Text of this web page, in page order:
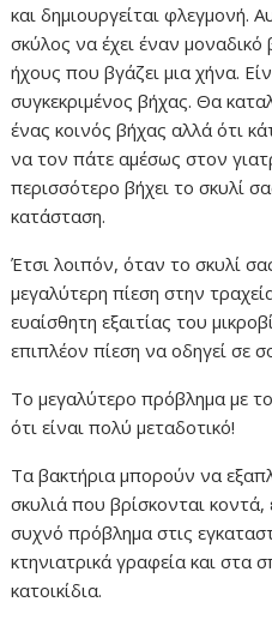
και δημιουργείται φλεγμονή.
σκύλος να έχει έναν μοναδικό
ήχους που βγάζει μια χήνα.
συγκεκριμένος βήχας. Θα
ένας κοινός βήχας αλλά ότι
να τον πάτε αμέσως στον
περισσότερο βήχει το σκυλί
κατάσταση.
Έτσι λοιπόν, όταν το σκυλί
μεγαλύτερη πίεση στην
ευαίσθητη εξαιτίας του
επιπλέον πίεση να οδηγεί σε
Το μεγαλύτερο πρόβλημα με
ότι είναι πολύ μεταδοτικό!
Τα βακτήρια μπορούν να
σκυλιά που βρίσκονται κοντά,
συχνό πρόβλημα στις
κτηνιατρικά γραφεία και στα
κατοικίδια.